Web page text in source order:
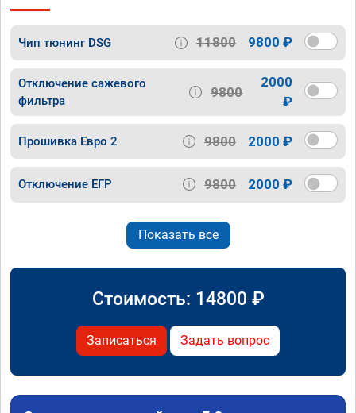
Чип тюнинг DSG 11800 9800 ₽
Отключение сажевого
фильтра
9800
2000
₽
Прошивка Евро 2 9800 2000 ₽
Отключение ЕГР 9800 2000 ₽
Показать все
Стоимость: 14800 ₽
Записаться Задать вопрос